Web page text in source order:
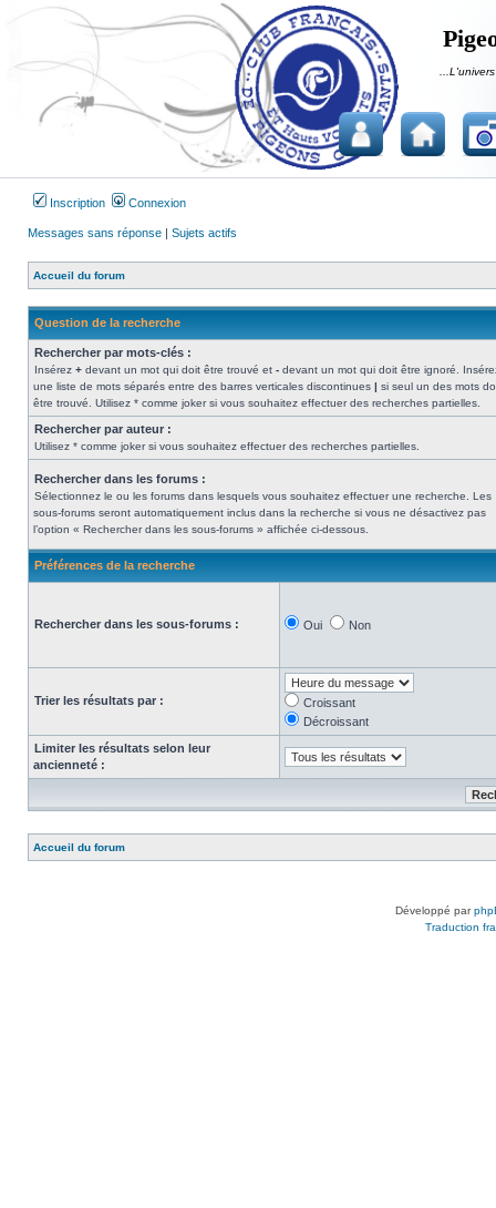
Inscription Connexion
Messages sans réponse | Sujets actifs
Accueil du forum
Question de la recherche
Rechercher par mots-clés :
Insérez + devant un mot qui doit être trouvé et - devant un mot qui doit être ignoré.
une liste de mots séparés entre des barres verticales discontinues | si seul un des mots
être trouvé. Utilisez * comme joker si vous souhaitez effectuer des recherches partielles.
Rechercher par auteur :
Utilisez * comme joker si vous souhaitez effectuer des recherches partielles.
Rechercher dans les forums :
Sélectionnez le ou les forums dans lesquels vous souhaitez effectuer une recherche. Les
sous-forums seront automatiquement inclus dans la recherche si vous ne désactivez pas
l’option « Rechercher dans les sous-forums » affichée ci-dessous.
Préférences de la recherche
Rechercher dans les sous-forums : Oui Non
Trier les résultats par :
Croissant
Décroissant
Limiter les résultats selon leur
ancienneté :
Accueil du forum
Développé par
Traduction